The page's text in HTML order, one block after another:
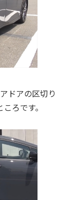
ドアの区切り
ろです。